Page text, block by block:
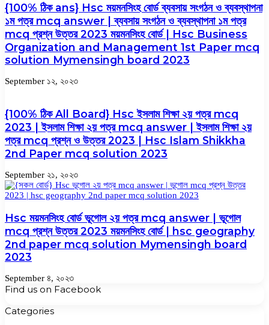
{100% ঠিক ans} Hsc ময়মনসিংহ বোর্ড ব্যবসায় সংগঠন ও ব্যবস্থাপনা
১ম পত্র mcq answer | ব্যবসায় সংগঠন ও ব্যবস্থাপনা ১ম পত্র
mcq প্রশ্ন উত্তর 2023 ময়মনসিংহ বোর্ড | Hsc Business
Organization and Management 1st Paper mcq
solution Mymensingh board 2023
September ১২, ২০২৩
{100% ঠিক All Board} Hsc ইসলাম শিক্ষা ২য় পত্র mcq
2023 | ইসলাম শিক্ষা ২য় পত্র mcq answer | ইসলাম শিক্ষা ২য়
পত্র mcq প্রশ্ন ও উত্তর 2023 | Hsc Islam Shikkha
2nd Paper mcq solution 2023
September ২১, ২০২৩
Hsc ময়মনসিংহ বোর্ড ভূগোল ২য় পত্র mcq answer | ভূগোল
mcq প্রশ্ন উত্তর 2023 ময়মনসিংহ বোর্ড | hsc geography
2nd paper mcq solution Mymensingh board
2023
September ৪, ২০২৩
Find us on Facebook
Categories